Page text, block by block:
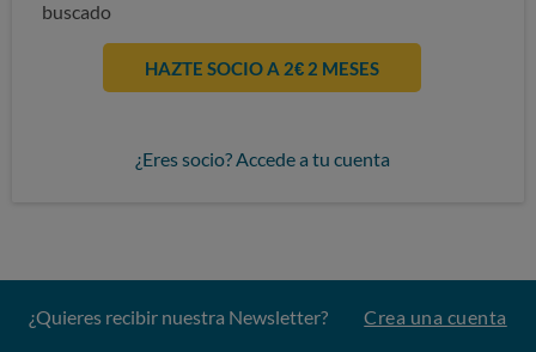
buscado
HAZTE SOCIO A 2€ 2 MESES
¿Eres socio? Accede a tu cuenta
¿Quieres recibir nuestra Newsletter? Crea una cuenta